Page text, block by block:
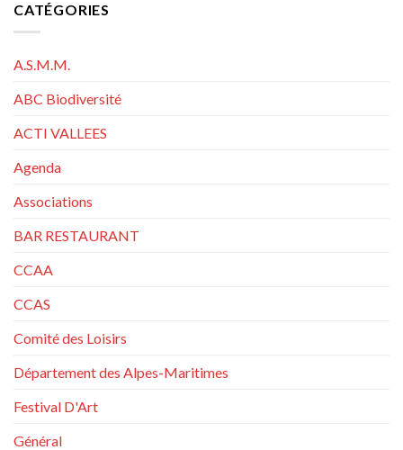
CATÉGORIES
A.S.M.M.
ABC Biodiversité
ACTI VALLEES
Agenda
Associations
BAR RESTAURANT
CCAA
CCAS
Comité des Loisirs
Département des Alpes-Maritimes
Festival D'Art
Général